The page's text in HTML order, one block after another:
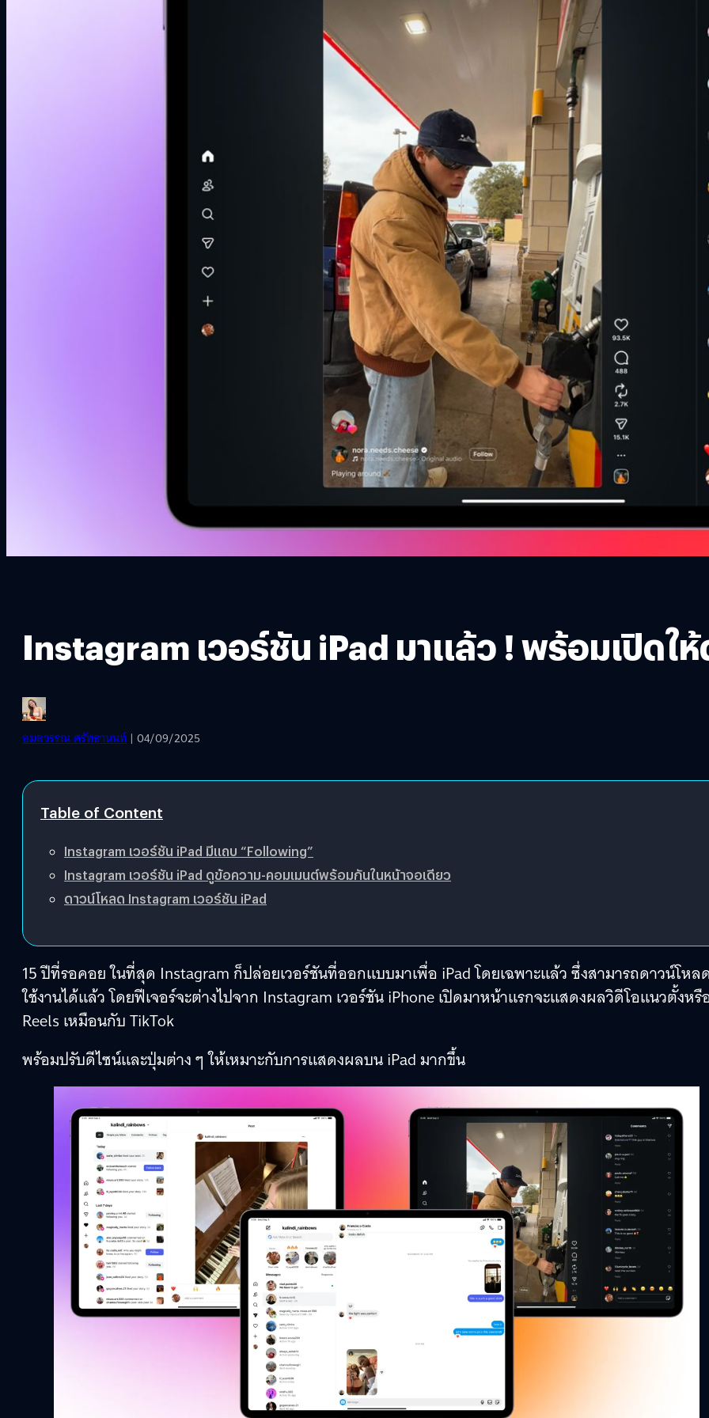
Instagram เวอร์ชัน iPad มาแล้ว ! พร้อมเปิดใ
อมลวรรณ ศรัทธานนท์ | 04/09/2025
Table of Content
Instagram เวอร์ชัน iPad มีแถบ “Following”
Instagram เวอร์ชัน iPad ดูข้อความ-คอมเมนต์พร้อมกันในหน้าจอเดียว
ดาวน์โหลด Instagram เวอร์ชัน iPad
15 ปีที่รอคอย ในที่สุด Instagram ก็ปล่อยเวอร์ชันที่ออกแบบมาเพื่อ iPad โดยเฉพาะแล้ว ซึ่งสามารถดาวน์โหล
ใช้งานได้แล้ว โดยฟีเจอร์จะต่างไปจาก Instagram เวอร์ชัน iPhone เปิดมาหน้าแรกจะแสดงผลวิดีโอแนวตั้งหรือ
Reels เหมือนกับ TikTok
พร้อมปรับดีไซน์และปุ่มต่าง ๆ ให้เหมาะกับการแสดงผลบน iPad มากขึ้น